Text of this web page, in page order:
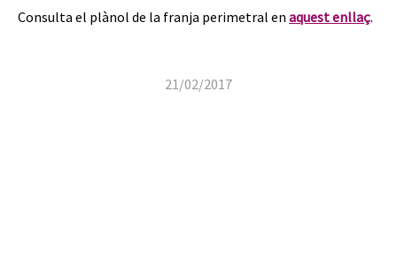
Consulta el plànol de la franja perimetral en aquest enllaç.
21/02/2017